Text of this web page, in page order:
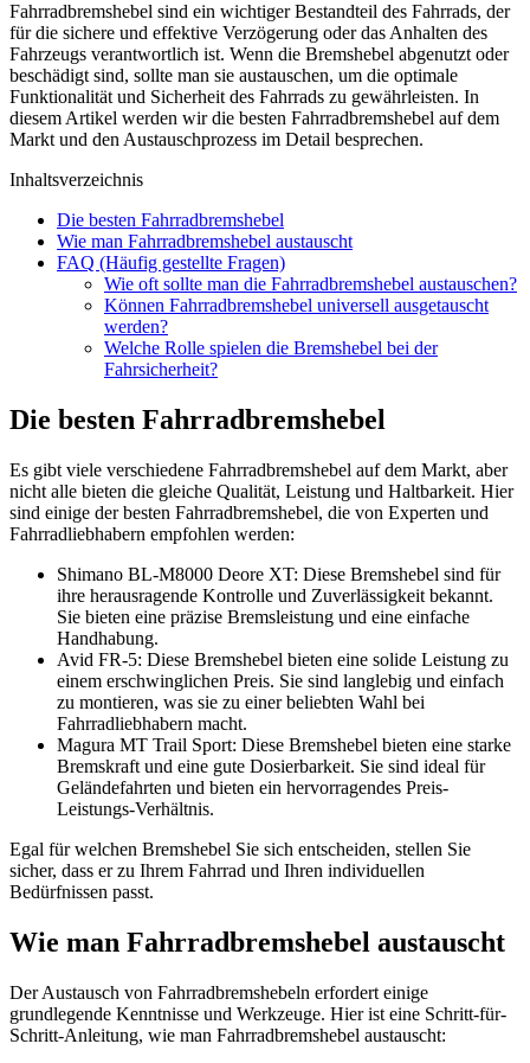
Fahrradbremshebel sind ein wichtiger Bestandteil des Fahrrads, der
für die sichere und effektive Verzögerung oder das Anhalten des
Fahrzeugs verantwortlich ist. Wenn die Bremshebel abgenutzt oder
beschädigt sind, sollte man sie austauschen, um die optimale
Funktionalität und Sicherheit des Fahrrads zu gewährleisten. In
diesem Artikel werden wir die besten Fahrradbremshebel auf dem
Markt und den Austauschprozess im Detail besprechen.
Inhaltsverzeichnis
Die besten Fahrradbremshebel
Wie man Fahrradbremshebel austauscht
FAQ (Häufig gestellte Fragen)
Wie oft sollte man die Fahrradbremshebel austauschen?
Können Fahrradbremshebel universell ausgetauscht
werden?
Welche Rolle spielen die Bremshebel bei der
Fahrsicherheit?
Die besten Fahrradbremshebel
Es gibt viele verschiedene Fahrradbremshebel auf dem Markt, aber
nicht alle bieten die gleiche Qualität, Leistung und Haltbarkeit. Hier
sind einige der besten Fahrradbremshebel, die von Experten und
Fahrradliebhabern empfohlen werden:
Shimano BL-M8000 Deore XT: Diese Bremshebel sind für
ihre herausragende Kontrolle und Zuverlässigkeit bekannt.
Sie bieten eine präzise Bremsleistung und eine einfache
Handhabung.
Avid FR-5: Diese Bremshebel bieten eine solide Leistung zu
einem erschwinglichen Preis. Sie sind langlebig und einfach
zu montieren, was sie zu einer beliebten Wahl bei
Fahrradliebhabern macht.
Magura MT Trail Sport: Diese Bremshebel bieten eine starke
Bremskraft und eine gute Dosierbarkeit. Sie sind ideal für
Geländefahrten und bieten ein hervorragendes Preis-
Leistungs-Verhältnis.
Egal für welchen Bremshebel Sie sich entscheiden, stellen Sie
sicher, dass er zu Ihrem Fahrrad und Ihren individuellen
Bedürfnissen passt.
Wie man Fahrradbremshebel austauscht
Der Austausch von Fahrradbremshebeln erfordert einige
grundlegende Kenntnisse und Werkzeuge. Hier ist eine Schritt-für-
Schritt-Anleitung, wie man Fahrradbremshebel austauscht: